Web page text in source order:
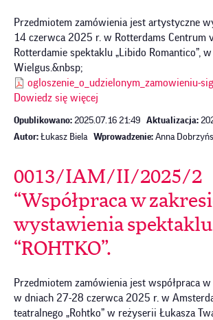
Przedmiotem zamówienia jest artystyczne
14 czerwca 2025 r. w Rotterdams Centrum
Rotterdamie spektaklu „Libido Romantico”,
Wielgus.&nbsp;
ogloszenie_o_udzielonym_zamowieniu-
Dowiedz się więcej
Opublikowano: 2025.07.16 21:49 Aktualizacja:
Autor: Łukasz Biela Wprowadzenie: Anna
0013/IAM/II/2025/2
“Współpraca w
wystawienia spektaklu
“ROHTKO”.
Przedmiotem zamówienia jest współpraca
w dniach 27-28 czerwca 2025 r. w
teatralnego „Rohtko” w reżyserii Łukasza